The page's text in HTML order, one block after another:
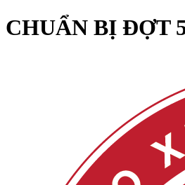
CHUẨN BỊ ĐỢT